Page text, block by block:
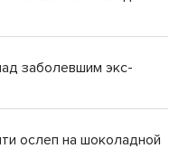
заболевшим экс-
ослеп на шоколадной